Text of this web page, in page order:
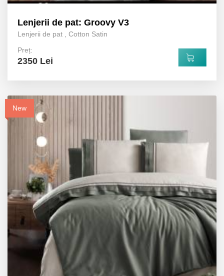
Lenjerii de pat: Groovy V3
Lenjerii de pat , Cotton Satin
Preț:
2350 Lei
New